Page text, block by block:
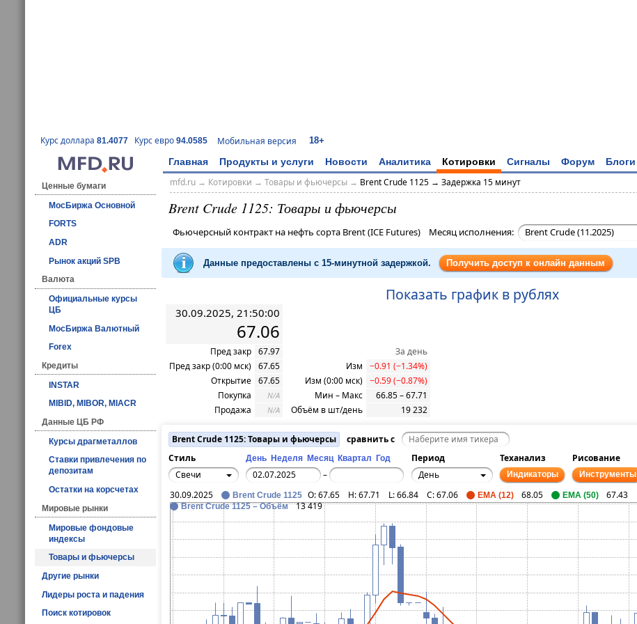
Курс доллара 81.4077 Курс евро 94.0585 Мобильная версия 18+
Главная Продукты и услуги Новости Аналитика Котировки Сигналы Форум Блоги
Ценные бумаги
МосБиржа Основной
FORTS
ADR
Рынок акций SPB
Валюта
Официальные курсы
ЦБ
МосБиржа Валютный
Forex
Кредиты
INSTAR
MIBID, MIBOR, MIACR
Данные ЦБ РФ
Курсы драгметаллов
Ставки привлечения по
депозитам
Остатки на корсчетах
Мировые рынки
Мировые фондовые
индексы
Товары и фьючерсы
Другие рынки
Лидеры роста и падения
Поиск котировок
mfd.ru→ Котировки → Товары и фьючерсы→ Brent Crude 1125 → Задержка 15 минут
Brent Crude 1125: Товары и фьючерсы
Фьючерсный контракт на нефть сорта Brent (ICE Futures) Месяц исполнения: Brent Crude (11.2025)
Данные предоставлены с 15-минутной задержкой. Получить доступ к онлайн данным
Показать график в рублях
30.09.2025, 21:50:00
67.06
Пред закр 67.97
Пред закр (0:00 мск)
67.65
Открытие 67.65
Покупка
N/A
Продажа N/A
За день
Изм
−0.91 (−1.34%)
Изм (0:00 мск)
−0.59 (−0.87%)
Мин – Макс
66.85 – 67.71
Объём в шт/день
19 232
Brent Crude 1125: Товары и фьючерсы
сравнить с
Стиль
День Неделя Месяц Квартал Год Период Теханализ Рисование
Свечи
– День Индикаторы Инструменты
30.09.2025 Brent Crude 1125 O:67.65 H:67.71 L:66.84 C:67.06 EMA (12) 68.05 EMA (50) 67.43
Brent Crude 1125 – Объём 13 419